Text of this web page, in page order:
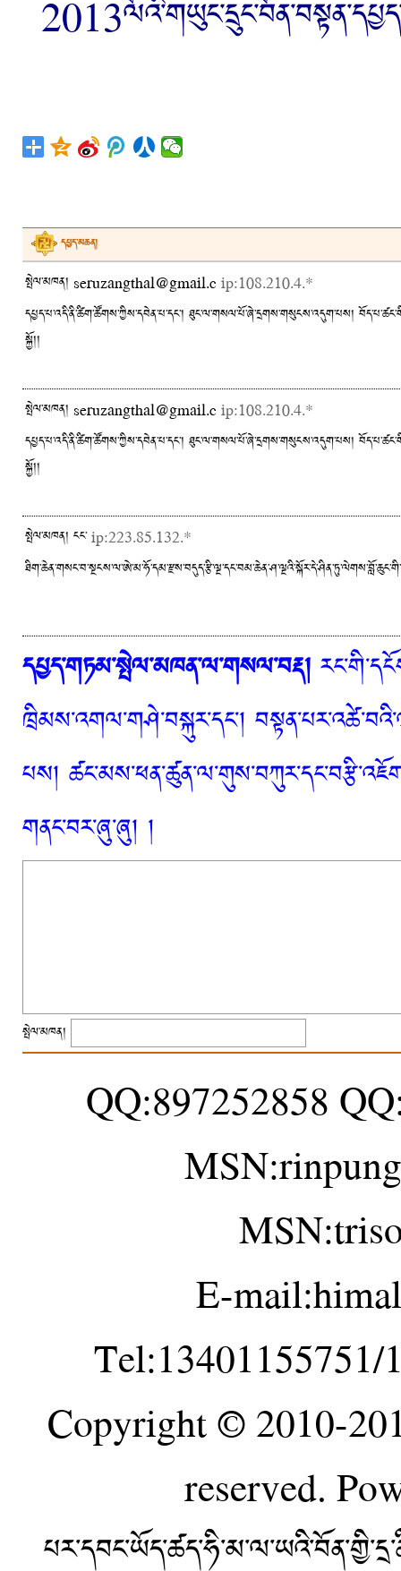
དཔྱད་མཆན།
སྤེལ་མཁན། seruzangthal@gmail.cip:108.210.4.*
དཔྱད་པ་འདི་ནི་ཚིག་ཚོགས་ཀྱིས་དབེན་པ་དང་། ཐུང་ལ་གསལ་པོ་ཞེ་དྲགས་གསུངས་འདུག་པས།
སྐྱོ།།
སྤེལ་མཁན། seruzangthal@gmail.cip:108.210.4.*
དཔྱད་པ་འདི་ནི་ཚིག་ཚོགས་ཀྱིས་དབེན་པ་དང་། ཐུང་ལ་གསལ་པོ་ཞེ་དྲགས་གསུངས་འདུག་པས།
སྐྱོ།།
སྤེལ་མཁན། ངང་ip:223.85.132.*
དཔྱད་གཏམ་སྤེལ་མཁན་ལ་གསལ་བརྡ།
ཁྲིམས་འགལ་གཤེ་བསྐུར་དང་།
པས།
གནང་བར་ཞུ་ཞུ། །
སྤེལ་མཁན།
QQ:897252858
E-
Tel:13401155751/
Copyright © 2010-
reserved.